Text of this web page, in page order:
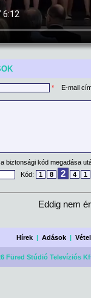
* E-mail
biztonsági kód megadása
Kód: 1 8 2 4 1
Eddig nem
Hírek |Adások |
Füred Stúdió Televíziós